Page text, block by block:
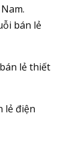
bán lẻ
lẻ thiết
lẻ điện